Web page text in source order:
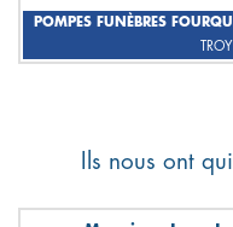
POMPES FUNÈBRES
Ils nous ont